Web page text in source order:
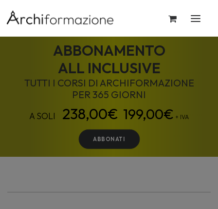
ABBONAMENTO
ALL INCLUSIVE
TUTTI I CORSI DI ARCHIFORMAZIONE
PER 365 GIORNI
199,00€ + IVA
ABBONATI